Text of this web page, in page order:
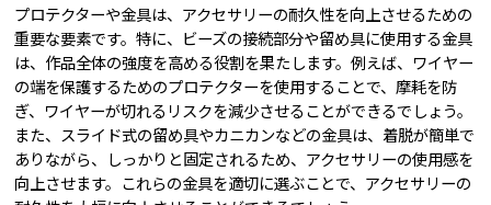
プロテクターや金具は、アクセサリーの耐久性を向上させるための
重要な要素です。特に、ビーズの接続部分や留め具に使用する金具
は、作品全体の強度を高める役割を果たします。例えば、ワイヤー
の端を保護するためのプロテクターを使用することで、摩耗を防
ぎ、ワイヤーが切れるリスクを減少させることができるでしょう。
また、スライド式の留め具やカニカンなどの金具は、着脱が簡単で
ありながら、しっかりと固定されるため、アクセサリーの使用感を
向上させます。これらの金具を適切に選ぶことで、アクセサリーの